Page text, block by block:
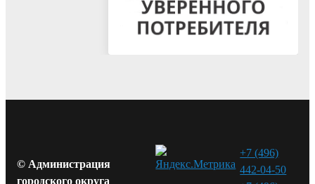
© Администрация
городского округа
+7 (496)
442-04-50